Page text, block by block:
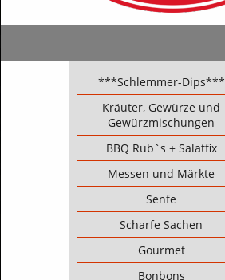
***Schlemmer-Dips***
Kräuter, Gewürze und
Gewürzmischungen
BBQ Rub`s + Salatfix
Messen und Märkte
Senfe
Scharfe Sachen
Gourmet
Bonbons